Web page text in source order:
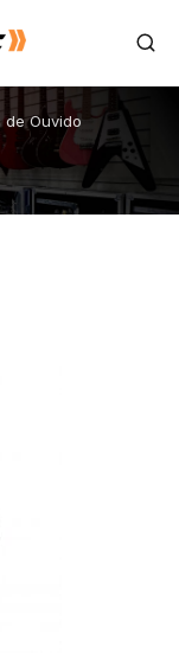
de Ouvido